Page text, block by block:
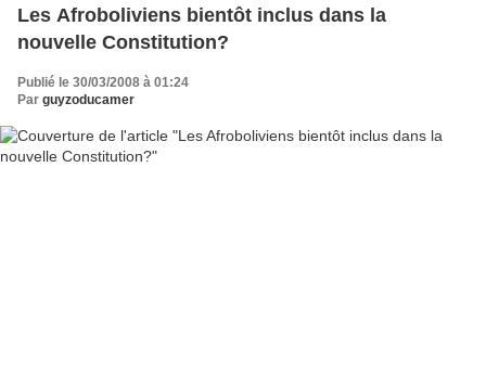
Les Afroboliviens bientôt inclus dans la
nouvelle Constitution?
Publié le 30/03/2008 à 01:24
Par guyzoducamer